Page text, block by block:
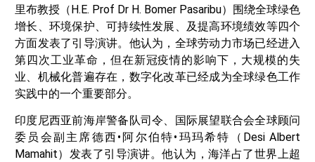
里布教授（H.E. Prof Dr H. Bomer Pasaribu）围绕全球绿色
增长、环境保护、可持续性发展、及提高环境绩效等四个
方面发表了引导演讲。他认为，全球劳动力市场已经进入
第四次工业革命，但在新冠疫情的影响下，大规模的失
业、机械化普遍存在，数字化改革已经成为全球绿色工作
实践中的一个重要部分。
印度尼西亚前海岸警备队司令、国际展望联合会全球顾问
委员会副主席德西•阿尔伯特•玛玛希特（Desi Albert
Mamahit）发表了引导演讲。他认为，海洋占了世界上超